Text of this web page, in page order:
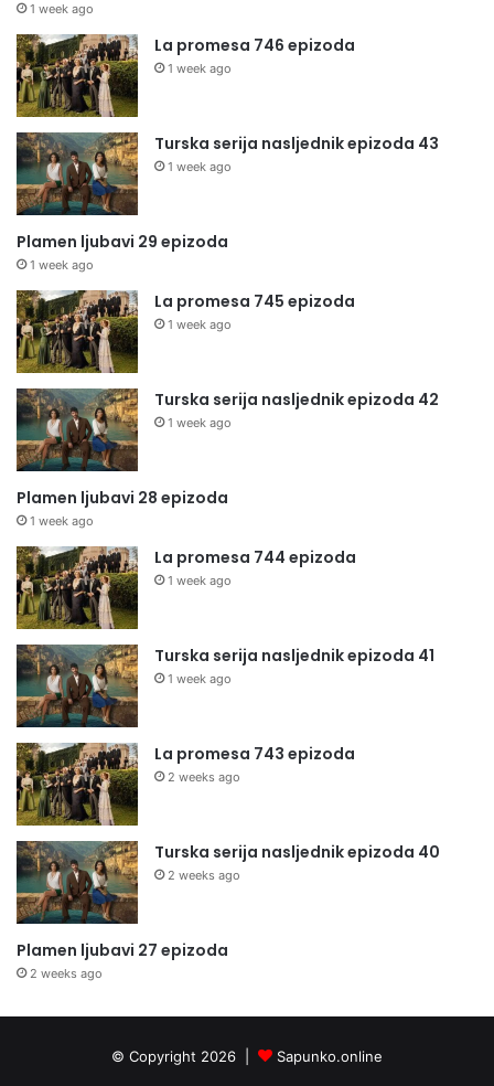
1 week ago
La promesa 746 epizoda
1 week ago
Turska serija nasljednik epizoda 43
1 week ago
Plamen ljubavi 29 epizoda
1 week ago
La promesa 745 epizoda
1 week ago
Turska serija nasljednik epizoda 42
1 week ago
Plamen ljubavi 28 epizoda
1 week ago
La promesa 744 epizoda
1 week ago
Turska serija nasljednik epizoda 41
1 week ago
La promesa 743 epizoda
2 weeks ago
Turska serija nasljednik epizoda 40
2 weeks ago
Plamen ljubavi 27 epizoda
2 weeks ago
© Copyright 2026 | Sapunko.online